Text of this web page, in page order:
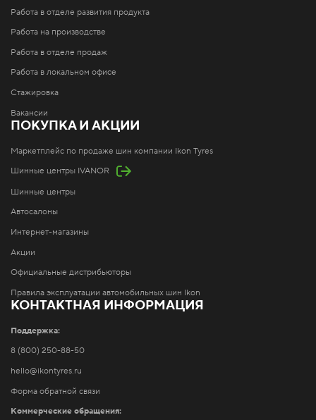
Работа в отделе развития продукта
Работа на производстве
Работа в отделе продаж
Работа в локальном офисе
Стажировка
Вакансии
ПОКУПКА И АКЦИИ
Маркетплейс по продаже шин компании Ikon Tyres
Шинные центры IVANOR
Шинные центры
Автосалоны
Интернет-магазины
Акции
Официальные дистрибьюторы
Правила эксплуатации автомобильных шин Ikon
КОНТАКТНАЯ ИНФОРМАЦИЯ
Поддержка:
8 (800) 250-88-50
hello@ikontyres.ru
Форма обратной связи
Коммерческие обращения: